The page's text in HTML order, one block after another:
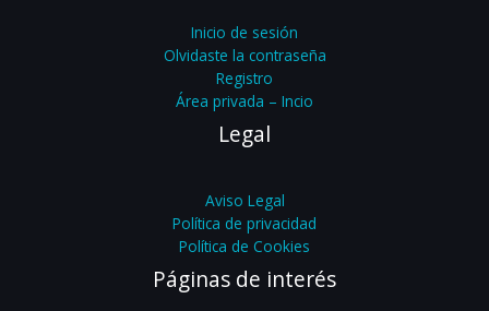
Inicio de sesión
Olvidaste la contraseña
Registro
Área privada – Incio
Legal
Aviso Legal
Política de privacidad
Política de Cookies
Páginas de interés